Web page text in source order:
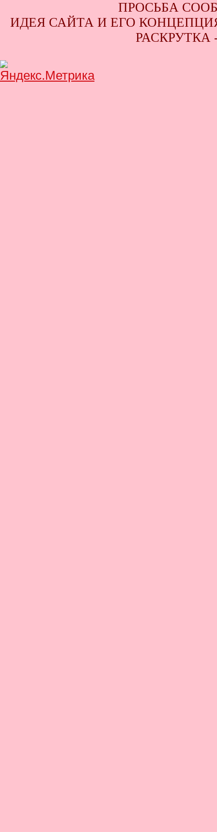
ПРОСЬБА
ИДЕЯ САЙТА И ЕГО КОНЦЕПЦИЯ
РАСКРУТКА -